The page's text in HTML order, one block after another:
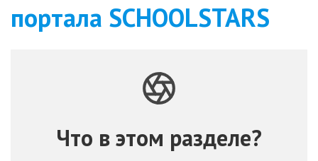
портала SCHOOLSTARS
Что в этом разделе?